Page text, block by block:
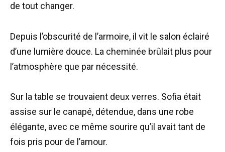
de tout changer.
Depuis l’obscurité de l’armoire, il vit le salon éclairé
d’une lumière douce. La cheminée brûlait plus pour
l’atmosphère que par nécessité.
Sur la table se trouvaient deux verres. Sofia était
assise sur le canapé, détendue, dans une robe
élégante, avec ce même sourire qu’il avait tant de
fois pris pour de l’amour.